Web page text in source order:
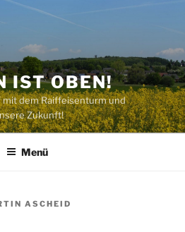
IST OBEN!
dem Raiffeisenturm und
Zukunft!
Menü
ASCHEID